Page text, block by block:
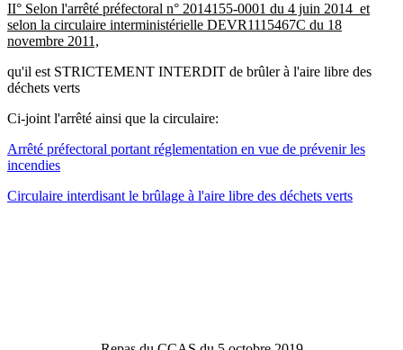
II° Selon l'arrêté préfectoral n° 2014155-0001 du 4 juin 2014 et
selon la circulaire interministérielle DEVR1115467C du 18
novembre 2011,
qu'il est STRICTEMENT INTERDIT de brûler à l'aire libre des
déchets verts
Ci-joint l'arrêté ainsi que la circulaire:
Arrêté préfectoral portant réglementation en vue de prévenir les
incendies
Circulaire interdisant le brûlage à l'aire libre des déchets verts